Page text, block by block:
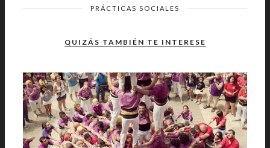
PRÁCTICAS SOCIALES
QUIZÁS TAMBIÉN TE INTERESE